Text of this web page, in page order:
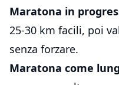
Maratona in
25-30 km facili, poi
senza forzare.
Maratona come